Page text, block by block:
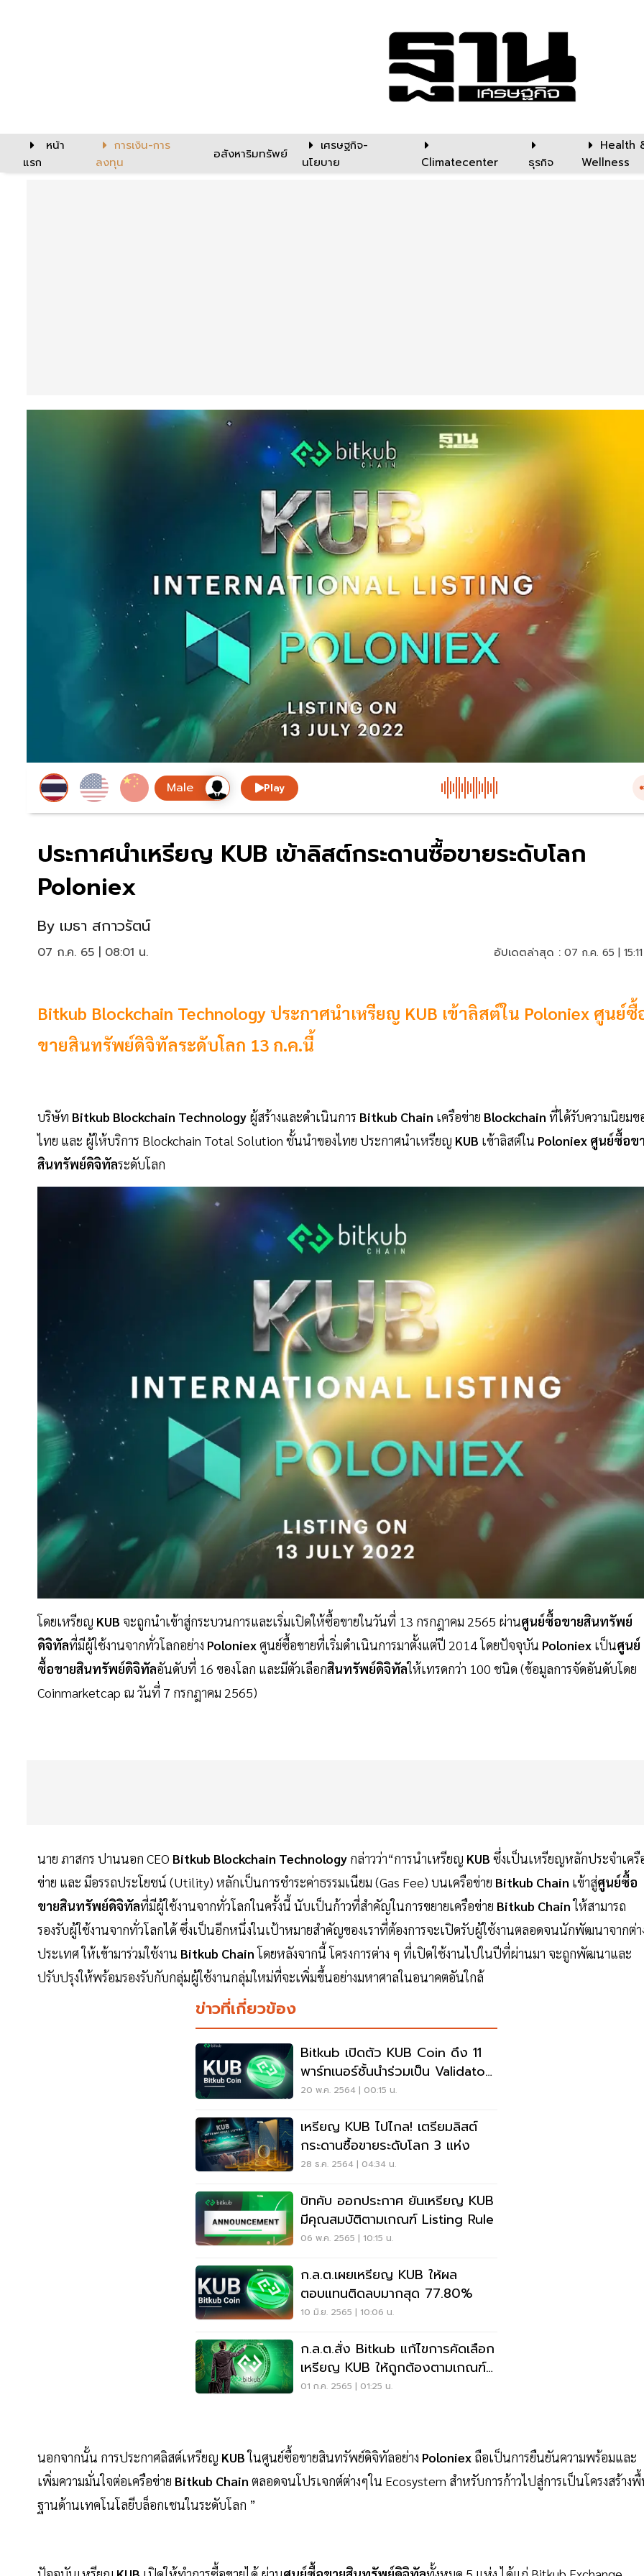
หน้า
แรก
การเงิน-การ
ลงทุน
อสังหาริมทรัพย์
เศรษฐกิจ-
นโยบาย
Climatecenter ธุรกิจ
Health
Wellness
Play
ประกาศนำเหรียญ KUB เข้าลิสต์กระดานซื้อขายระดับโลก
Poloniex
By เมธา สกาวรัตน์
07 ก.ค. 65 | 08:01 น. อัปเดตล่าสุด : 07 ก.ค. 65 |
Bitkub Blockchain Technology ประกาศนำเหรียญ KUB เข้าลิสต์ใน Poloniex ศูนย์ซื้
ขายสินทรัพย์ดิจิทัลระดับโลก 13 ก.ค.นี้
บริษัท Bitkub Blockchain Technology ผู้สร้างและดำเนินการ Bitkub Chain เครือข่าย Blockchain ที่ได้รับความนิยมข
ไทย และ ผู้ให้บริการ Blockchain Total Solution ชั้นนำของไทย ประกาศนำเหรียญ KUB เข้าลิสต์ใน Poloniex ศูนย์ซื้อข
สินทรัพย์ดิจิทัลระดับโลก
โดยเหรียญ KUB จะถูกนำเข้าสู่กระบวนการและเริ่มเปิดให้ซื้อขายในวันที่ 13 กรกฎาคม 2565 ผ่านศูนย์ซื้อขายสินทรัพย์
ดิจิทัลที่มีผู้ใช้งานจากทั่วโลกอย่าง Poloniexศูนย์ซื้อขายที่เริ่มดำเนินการมาตั้งแต่ปี 2014 โดยปัจจุบัน Poloniex เป็นศูนย์
ซื้อขายสินทรัพย์ดิจิทัลอันดับที่ 16 ของโลก และมีตัวเลือกสินทรัพย์ดิจิทัลให้เทรดกว่า 100 ชนิด (ข้อมูลการจัดอันดับโดย
Coinmarketcap ณ วันที่ 7 กรกฎาคม 2565)
นาย ภาสกร ปานนอก CEO Bitkub Blockchain Technology กล่าวว่า“การนำเหรียญ KUB ซึ่งเป็นเหรียญหลักประจำเครื
ข่าย และ มีอรรถประโยชน์ (Utility) หลักเป็นการชำระค่าธรรมเนียม (Gas Fee) บนเครือข่าย Bitkub Chain เข้าสู่ศูนย์ซื้อ
ขายสินทรัพย์ดิจิทัลที่มีผู้ใช้งานจากทั่วโลกในครั้งนี้ นับเป็นก้าวที่สำคัญในการขยายเครือข่าย Bitkub Chainให้สามารถ
รองรับผู้ใช้งานจากทั่วโลกได้ ซึ่งเป็นอีกหนึ่งในเป้าหมายสำคัญของเราที่ต้องการจะเปิดรับผู้ใช้งานตลอดจนนักพัฒนาจากต่า
ประเทศ ให้เข้ามาร่วมใช้งาน Bitkub Chainโดยหลังจากนี้ โครงการต่าง ๆ ที่เปิดใช้งานไปในปีที่ผ่านมา จะถูกพัฒนาและ
ปรับปรุงให้พร้อมรองรับกับกลุ่มผู้ใช้งานกลุ่มใหม่ที่จะเพิ่มขึ้นอย่างมหาศาลในอนาคตอันใกล้
ข่าวที่เกี่ยวข้อง
Bitkub เปิดตัว KUB Coin ดึง 11
พาร์ทเนอร์ชั้นนำร่วมเป็น Validator
Node
20 พ.ค. 2564 | 00:15 น.
เหรียญ KUB ไปไกล! เตรียมลิสต์
กระดานซื้อขายระดับโลก 3 แห่ง
28 ธ.ค. 2564 | 04:34 น.
บิทคับ ออกประกาศ ยันเหรียญ KUB
มีคุณสมบัติตามเกณฑ์ Listing Rule
06 พ.ค. 2565 | 10:15 น.
ก.ล.ต.เผยเหรียญ KUB ให้ผล
ตอบแทนติดลบมากสุด 77.80%
10 มิ.ย. 2565 | 10:06 น.
ก.ล.ต.สั่ง Bitkub แก้ไขการคัดเลือก
เหรียญ KUB ให้ถูกต้องตามเกณฑ์
ภายใน 30 วัน
01 ก.ค. 2565 | 01:25 น.
นอกจากนั้น การประกาศลิสต์เหรียญ KUBในศูนย์ซื้อขายสินทรัพย์ดิจิทัลอย่าง Poloniex ถือเป็นการยืนยันความพร้อมและ
เพิ่มความมั่นใจต่อเครือข่าย Bitkub Chain ตลอดจนโปรเจกต์ต่างๆใน Ecosystem สำหรับการก้าวไปสู่การเป็นโครงสร้าง
ฐานด้านเทคโนโลยีบล็อกเชนในระดับโลก ”